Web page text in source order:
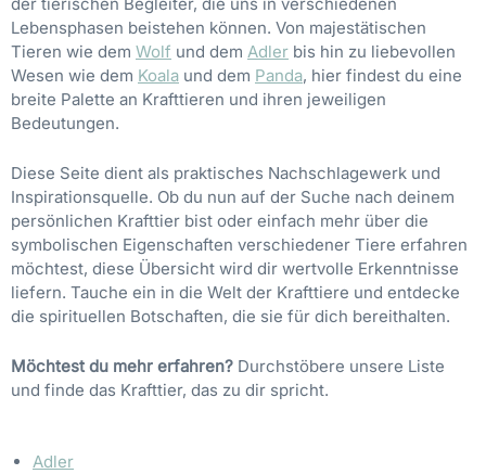
Lebensphasen beistehen können. Von majestätischen
Tieren wie dem Wolf und dem Adler bis hin zu liebevollen
Wesen wie dem Koala und dem Panda, hier findest du eine
breite Palette an Krafttieren und ihren jeweiligen
Bedeutungen.
Diese Seite dient als praktisches Nachschlagewerk und
Inspirationsquelle. Ob du nun auf der Suche nach deinem
persönlichen Krafttier bist oder einfach mehr über die
symbolischen Eigenschaften verschiedener Tiere erfahren
möchtest, diese Übersicht wird dir wertvolle Erkenntnisse
liefern. Tauche ein in die Welt der Krafttiere und entdecke
die spirituellen Botschaften, die sie für dich bereithalten.
Möchtest du mehr erfahren? Durchstöbere unsere Liste
und finde das Krafttier, das zu dir spricht.
Adler